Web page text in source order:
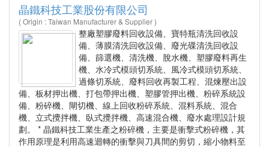
晶鐵科技工業股份有限公司
( Origin : Taiwan Manufacturer & Supplier )
整廠塑膠廢料回收設備、寶特瓶清洗回收設
備、薄膜清洗回收設備、廢光碟清洗回收設
備、篩選機、清洗機、脫水機、塑膠廢料再生
機、水冷式模頭切系統、風冷式模頭切系統、
過條切系統、廢料回收再製工程、混煉壓出設
備、板材押出機、打包帶押出機、塑膠管押出機、粉碎系統設
備、粉碎機、閘切機、線上回收粉碎系統、混料系統、混合
機、立式攪拌機、臥式攪拌機、高速混合機、廢水處理設計規
劃。 * 晶鐵科技工業生產之粉碎機，主要是衝擊式粉碎機，其
作用原理是利用高速迴轉的衝擊與刀具間的剪切，縮小物料至